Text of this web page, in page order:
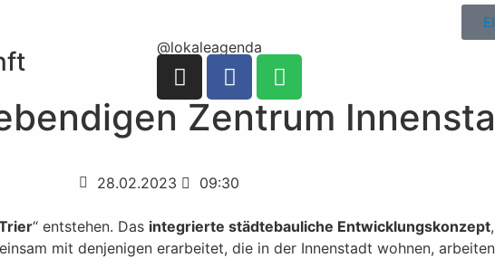
@lokaleagenda
Zentrum
28.02.2023 09:30
“ entstehen. Das integrierte städtebauliche Entwicklungskonzept
mit denjenigen erarbeitet, die in der Innenstadt wohnen,